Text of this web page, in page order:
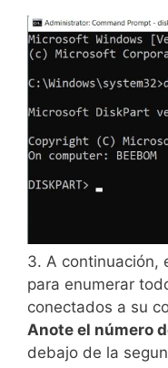
3. A continuación,
para enumerar
conectados a su
Anote el número
debajo de la